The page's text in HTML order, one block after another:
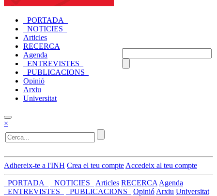
_PORTADA_
_NOTICIES_
Articles
RECERCA
Agenda
_ENTREVISTES_
_PUBLICACIONS_
Opinió
Arxiu
Universitat
×
Adhereix-te a l'INH Crea el teu compte Accedeix al teu compte
_PORTADA_ _NOTICIES_ Articles RECERCA Agenda
_ENTREVISTES_
_PUBLICACIONS_ Opinió Arxiu Universitat